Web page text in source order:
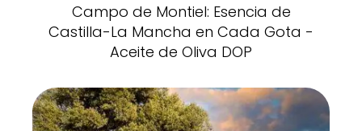
Campo de Montiel: Esencia de
Castilla-La Mancha en Cada Gota -
Aceite de Oliva DOP